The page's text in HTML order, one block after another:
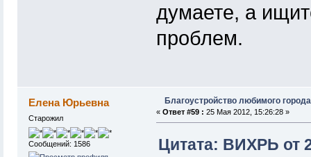
думаете, а
проблем.
Елена Юрьевна
Старожил
Сообщений: 1586
Благоустройство любимого
« Ответ #59 : 25 Мая 2012, 15:26:28 »
Цитата: ВИХРЬ от